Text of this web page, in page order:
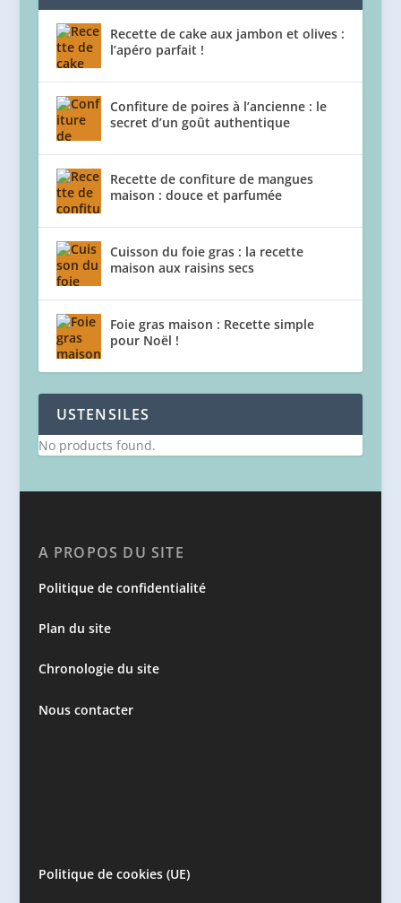
Recette de cake aux jambon et olives :
l’apéro parfait !
Confiture de poires à l’ancienne : le
secret d’un goût authentique
Recette de confiture de mangues
maison : douce et parfumée
Cuisson du foie gras : la recette
maison aux raisins secs
Foie gras maison : Recette simple
pour Noël !
USTENSILES
No products found.
A PROPOS DU SITE
Politique de confidentialité
Plan du site
Chronologie du site
Nous contacter
Politique de cookies (UE)